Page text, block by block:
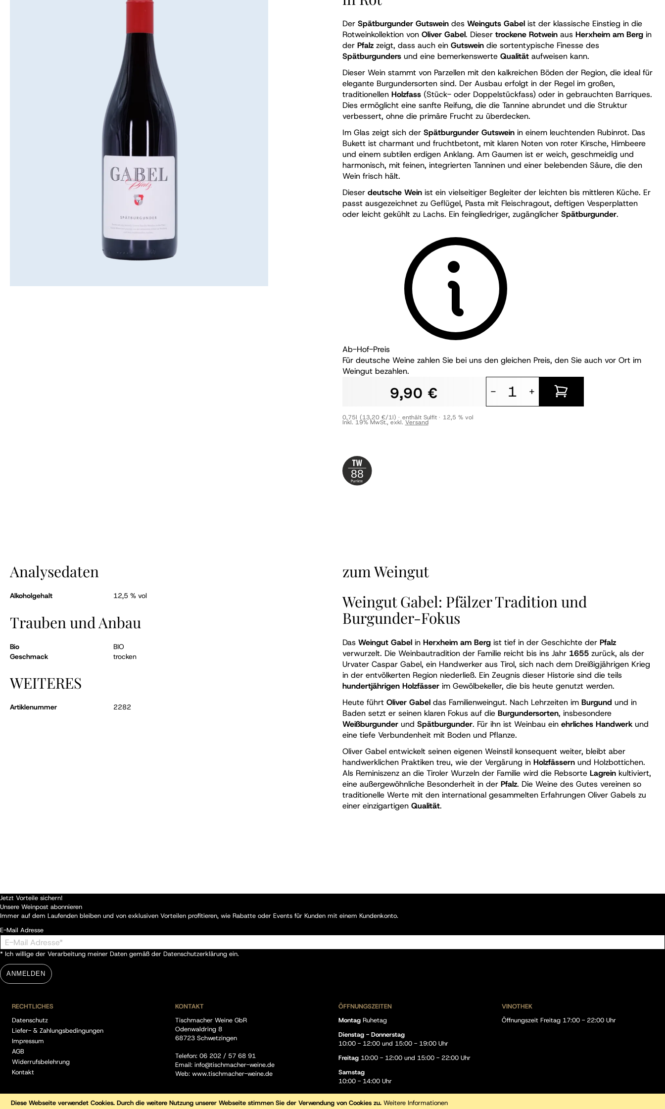
Diese Webseite verwendet Cookies. Durch die weitere Nutzung unserer Webseite stimmen Sie der Verwendung von Cookies zu. Weitere Informationen
Der Spätburgunder Gutsweindes Weinguts Gabelist der klassische Einstieg in die
Rotweinkollektion von Oliver Gabel. Dieser trockene Rotweinaus Herxheim am Bergin
der Pfalzzeigt, dass auch ein Gutsweindie sortentypische Finesse des
Spätburgundersund eine bemerkenswerte Qualitätaufweisen kann.
Dieser Wein stammt von Parzellen mit den kalkreichen Böden der Region, die ideal für
elegante Burgundersorten sind. Der Ausbau erfolgt in der Regel im großen,
traditionellen Holzfass(Stück- oder Doppelstückfass) oder in gebrauchten Barriques.
Dies ermöglicht eine sanfte Reifung, die die Tannine abrundet und die Struktur
verbessert, ohne die primäre Frucht zu überdecken.
Im Glas zeigt sich der Spätburgunder Gutsweinin einem leuchtenden Rubinrot. Das
Bukett ist charmant und fruchtbetont, mit klaren Noten von roter Kirsche, Himbeere
und einem subtilen erdigen Anklang. Am Gaumen ist er weich, geschmeidig und
harmonisch, mit feinen, integrierten Tanninen und einer belebenden Säure, die den
Wein frisch hält.
Dieser deutsche Weinist ein vielseitiger Begleiter der leichten bis mittleren Küche. Er
passt ausgezeichnet zu Geflügel, Pasta mit Fleischragout, deftigen Vesperplatten
oder leicht gekühlt zu Lachs. Ein feingliedriger, zugänglicher Spätburgunder.
Ab-Hof-Preis
Für deutsche Weine zahlen Sie bei uns den gleichen Preis, den Sie auch vor Ort im
Weingut bezahlen.
9,90 €
Inkl. 19% MwSt.,exkl.Versand
- +
0,75l (13,20 €/1l) enthält Sulfit 12,5 % vol
88
zum Weingut
Weingut Gabel: Pfälzer Tradition und
Burgunder-Fokus
Das Weingut Gabelin Herxheim am Bergist tief in der Geschichte der Pfalz
verwurzelt. Die Weinbautradition der Familie reicht bis ins Jahr 1655zurück, als der
Urvater Caspar Gabel, ein Handwerker aus Tirol, sich nach dem Dreißigjährigen Krieg
in der entvölkerten Region niederließ. Ein Zeugnis dieser Historie sind die teils
hundertjährigen Holzfässerim Gewölbekeller, die bis heute genutzt werden.
Heute führt Oliver Gabeldas Familienweingut. Nach Lehrzeiten im Burgund und in
Baden setzt er seinen klaren Fokus auf die Burgundersorten, insbesondere
Weißburgunderund Spätburgunder. Für ihn ist Weinbau ein ehrliches Handwerkund
eine tiefe Verbundenheit mit Boden und Pflanze.
Oliver Gabel entwickelt seinen eigenen Weinstil konsequent weiter, bleibt aber
handwerklichen Praktiken treu, wie der Vergärung in Holzfässernund Holzbottichen.
Als Reminiszenz an die Tiroler Wurzeln der Familie wird die Rebsorte Lagreinkultiviert,
eine außergewöhnliche Besonderheit in der Pfalz. Die Weine des Gutes vereinen so
traditionelle Werte mit den international gesammelten Erfahrungen Oliver Gabels zu
einer einzigartigen Qualität.
Analysedaten
Alkoholgehalt 12,5 % vol
Trauben und Anbau
Bio
BIO
Geschmack
trocken
WEITERES
Artiklenummer 2282
Jetzt Vorteile sichern!
Unsere Weinpost abonnieren
Immer auf dem Laufenden bleiben und von exklusiven Vorteilen profitieren, wie Rabatte oder Events für Kunden mit einem Kundenkonto.
E-Mail Adresse
* Ich willige der Verarbeitung meiner Daten gemäß der Datenschutzerklärung ein.
ANMELDEN
RECHTLICHES
Datenschutz
Liefer- & Zahlungsbedingungen
Impressum
AGB
Widerrufsbelehrung
Kontakt
KONTAKT
Tischmacher Weine GbR
Odenwaldring 8
68723 Schwetzingen
Telefon: 06 202 / 57 68 91
Email: info@tischmacher-weine.de
Web: www.tischmacher-weine.de
ÖFFNUNGSZEITEN
Montag Ruhetag
Dienstag - Donnerstag
10:00 - 12:00 und 15:00 - 19:00 Uhr
Freitag 10:00 - 12:00 und 15:00 - 22:00 Uhr
Samstag
10:00 - 14:00 Uhr
VINOTHEK
Öffnungszeit Freitag 17:00 - 22:00 Uhr